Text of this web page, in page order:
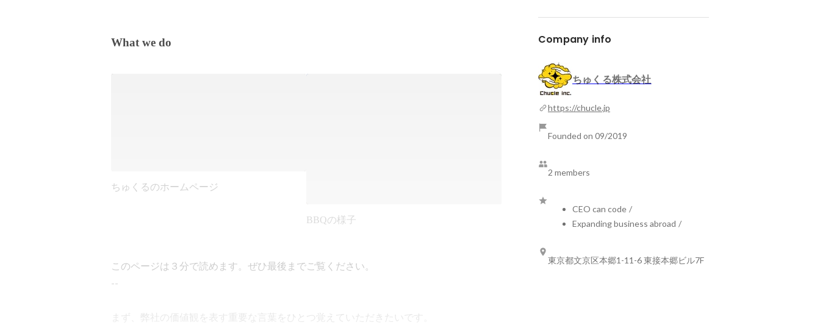
What we do
ちゅくるのホームページ
BBQの様子
このページは３分で読めます。ぜひ最後までご覧ください。
--
まず、弊社の価値観を表す重要な言葉をひとつ覚えていただきたいです。
Company info
ちゅくる株式会社
https://chucle.jp
Founded on 09/2019
2 members
CEO can code /
Expanding business abroad /
東京都文京区本郷1-11-6 東接本郷ビル7F